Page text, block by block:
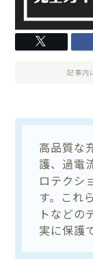
記事内
高品質な
護、過電
ロテクシ
す。これ
トなどの
実に保護